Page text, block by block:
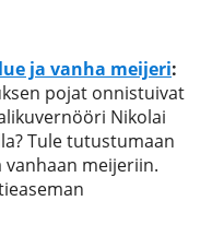
ja vanha meijeri:
pojat onnistuivat
Nikolai
Tule tutustumaan
vanhaan meijeriin.